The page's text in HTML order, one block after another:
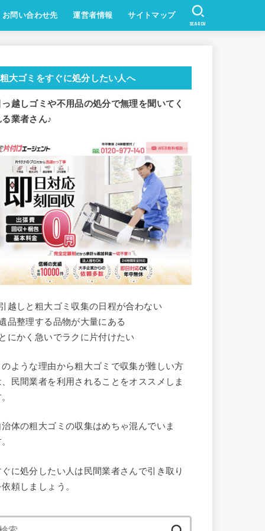
お問い合わせ先 運営者情報 サイトマップ
SEARCH
粗大ゴミをすぐに処分したい人へ
っ越しゴミや不用品の処分で無理を聞いてく
る業者さん♪
越しと粗大ゴミ収集の日程が合わない
品整理する品物が大量にある
にかく急いでラクに片付けたい
のような理由から粗大ゴミで収集が難しい方
、民間業者を利用されることをオススメしま
治体の粗大ゴミの収集はめちゃ混んでいま
ぐに処分したい人は民間業者さんで引き取り
頼しましょう。